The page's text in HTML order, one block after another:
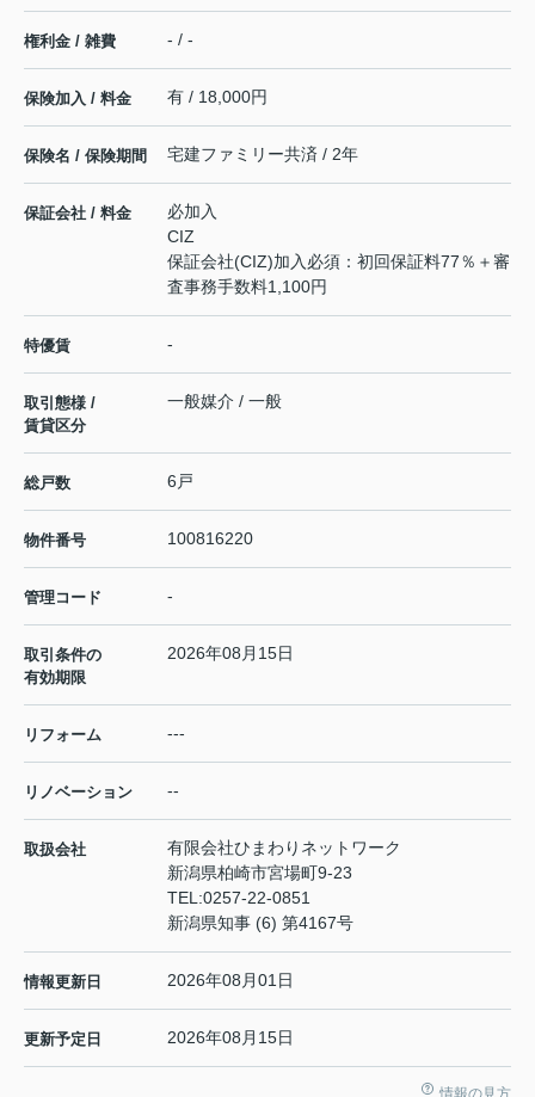
権利金 / 雑費 - / -
保険加入 / 料金 有 / 18,000円
保険名 / 保険期間 宅建ファミリー共済 / 2年
保証会社 / 料金
必加入
CIZ
保証会社(CIZ)加入必須：初回保証料77％＋審
査事務手数料1,100円
特優賃 -
取引態様 /
賃貸区分
一般媒介 / 一般
総戸数 6戸
物件番号 100816220
管理コード -
取引条件の
有効期限
2026年08月15日
リフォーム ---
リノベーション --
取扱会社
有限会社ひまわりネットワーク
新潟県柏崎市宮場町9-23
TEL:0257-22-0851
新潟県知事 (6) 第4167号
情報更新日 2026年08月01日
更新予定日 2026年08月15日
情報の見方